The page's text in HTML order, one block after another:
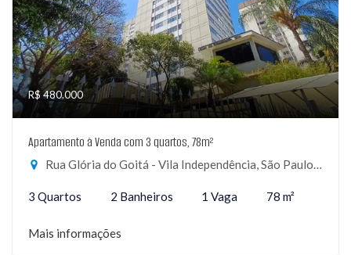
R$ 480.000
Apartamento à Venda com 3 quartos, 78m²
Rua Glória do Goitá - Vila Independência, São Paulo-SP
3 Quartos 2 Banheiros 1 Vaga 78 m²
Mais informações